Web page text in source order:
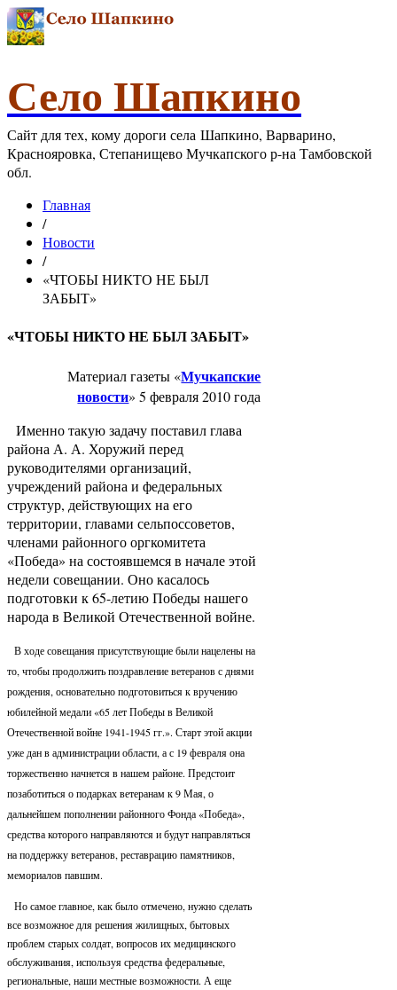
Село Шапкино
Сайт для тех, кому дороги села Шапкино, Варварино,
Краснояровка, Степанищево Мучкапского р-на Тамбовской
обл.
Главная
/
Новости
/
«ЧТОБЫ НИКТО НЕ БЫЛ
ЗАБЫТ»
«ЧТОБЫ НИКТО НЕ БЫЛ ЗАБЫТ»
Материал газеты «Мучкапские
новости» 5 февраля 2010 года
Именно такую задачу поставил глава
района А. А. Хоружий перед
руководителями организаций,
учреждений района и федеральных
структур, действующих на его
территории, главами сельпоссоветов,
членами районного оргкомитета
«Победа» на состоявшемся в начале этой
недели совещании. Оно касалось
подготовки к 65-летию Победы нашего
народа в Великой Отечественной войне.
В ходе совещания присутствующие были нацелены на
то, чтобы продолжить поздравление ветеранов с днями
рождения, основательно подготовиться к вручению
юбилейной медали «65 лет Победы в Великой
Отечественной войне 1941-1945 гг.». Старт этой акции
уже дан в администрации области, а с 19 февраля она
торжественно начнется в нашем районе. Предстоит
позаботиться о подарках ветеранам к 9 Мая, о
дальнейшем пополнении районного Фонда «Победа»,
средства которого направляются и будут направляться
на поддержку ветеранов, реставрацию памятников,
мемориалов павшим.
Но самое главное, как было отмечено, нужно сделать
все возможное для решения жилищных, бытовых
проблем старых солдат, вопросов их медицинского
обслуживания, используя средства федеральные,
региональные, наши местные возможности. А еще